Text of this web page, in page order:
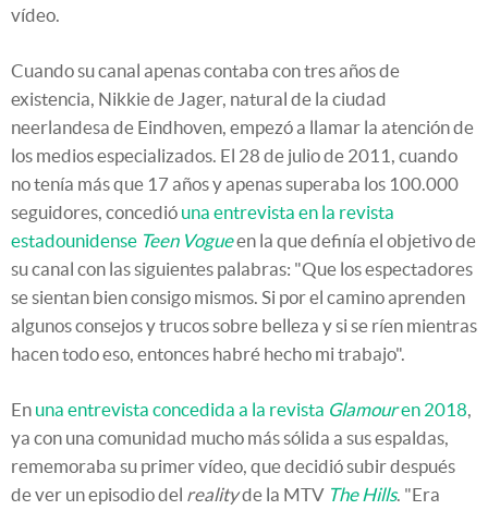
vídeo.
Cuando su canal apenas contaba con tres años de
existencia, Nikkie de Jager, natural de la ciudad
neerlandesa de Eindhoven, empezó a llamar la atención de
los medios especializados. El 28 de julio de 2011, cuando
no tenía más que 17 años y apenas superaba los 100.000
seguidores, concedió una entrevista en la revista
estadounidense Teen Vogueen la que definía el objetivo de
su canal con las siguientes palabras: "Que los espectadores
se sientan bien consigo mismos. Si por el camino aprenden
algunos consejos y trucos sobre belleza y si se ríen mientras
hacen todo eso, entonces habré hecho mi trabajo".
En una entrevista concedida a la revista Glamouren 2018
ya con una comunidad mucho más sólida a sus espaldas,
rememoraba su primer vídeo, que decidió subir después
de ver un episodio del realityde la MTV The Hills. "Era